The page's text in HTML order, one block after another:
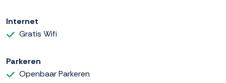
Internet
Gratis Wifi
Parkeren
Openbaar Parkeren